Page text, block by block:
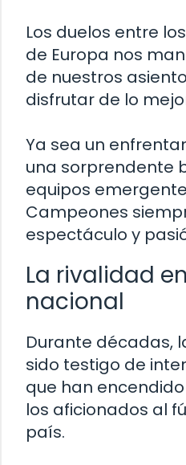
Los duelos entre
de Europa nos
de nuestros
disfrutar de lo
Ya sea un
una sorprendente
equipos
Campeones
espectáculo y
La rivalidad
nacional
Durante décadas,
sido testigo de
que han
los aficionados al
país.